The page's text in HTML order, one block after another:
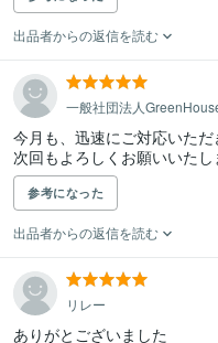
出品者からの返信を読む
一般社団法人
今月も、迅速にご対応いただ
次回もよろしくお願いいたし
参考になった
出品者からの返信を読む
リレー
ありがとございました